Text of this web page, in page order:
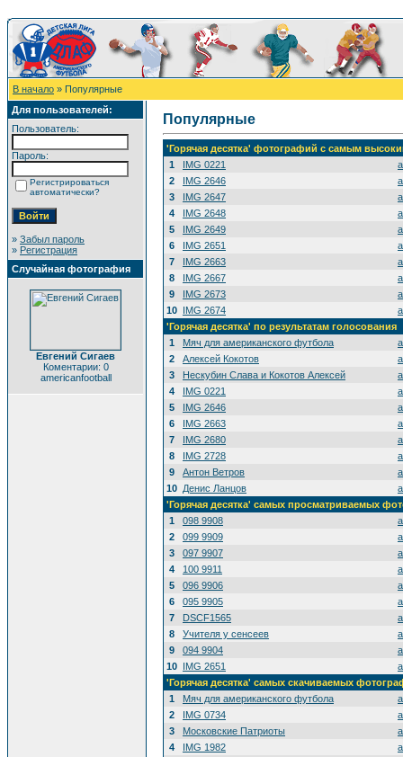
В начало » Популярные
Для пользователей:
Пользователь:
Пароль:
Регистрироваться
автоматически?
» Забыл пароль
» Регистрация
Случайная фотография
Евгений Сигаев
Коментарии: 0
americanfootball
Популярные
'Горячая десятка' фотографий с самым
1
IMG 0221
2
IMG 2646
3
IMG 2647
4
IMG 2648
5
IMG 2649
6
IMG 2651
7
IMG 2663
8
IMG 2667
9
IMG 2673
10 IMG 2674
'Горячая десятка' по результатам голосования
1
Мяч для американского футбола
2
Алексей Кокотов
3
Нескубин Слава и Кокотов Алексей
4
IMG 0221
5
IMG 2646
6
IMG 2663
7
IMG 2680
8
IMG 2728
9
Антон Ветров
10 Денис Ланцов
'Горячая десятка' самых просматриваемых
1
098 9908
2
099 9909
3
097 9907
4
100 9911
5
096 9906
6
095 9905
7
DSCF1565
8
Учителя у сенсеев
9
094 9904
10 IMG 2651
'Горячая десятка' самых скачиваемых
1
Мяч для американского футбола
2
IMG 0734
3
Московские Патриоты
4
IMG 1982